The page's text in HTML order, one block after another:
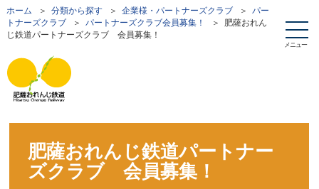
ホーム ＞ 分類から探す＞ 企業様・パートナーズクラブ＞ パー
トナーズクラブ＞ パートナーズクラブ会員募集！
＞ 肥薩おれん
じ鉄道パートナーズクラブ 会員募集！
メニュー
肥薩おれんじ鉄道パートナー
ズクラブ 会員募集！